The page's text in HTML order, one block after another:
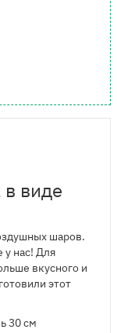
виде
шаров.
у нас! Для
вкусного и
этот
30 см